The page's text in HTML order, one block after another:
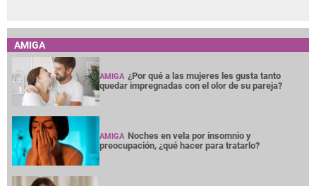
AMIGA
AMIGA ¿Por qué a las mujeres les gusta tanto
quedar impregnadas con el olor de su pareja?
AMIGA Noches en vela por insomnio y
preocupación, ¿qué hacer para tratarlo?